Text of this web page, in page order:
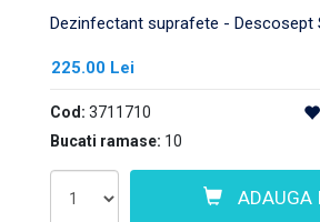
Dezinfectant suprafete - Descosept
225.00 Lei
Cod: 3711710
Bucati ramase: 10
ADAUGA